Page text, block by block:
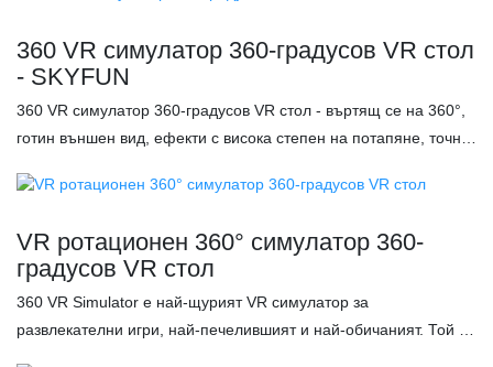
изпитвали.
360 VR симулатор 360-градусов VR стол
- SKYFUN
360 VR симулатор 360-градусов VR стол - въртящ се на 360°,
готин външен вид, ефекти с висока степен на потапяне, точна
и интерактивни игри.● Оригинален VR симулатор на полет 360
Има нашите ексклузивни игри със защитени с авторски права.
VR столът може да се върти на 360 градуса.● Въртене и
стрелба едновременно. Характеристики:✅ Въртяща се на 360
градуса седалка✅ 42-инчов екран, който показва какво играе
VR ротационен 360° симулатор 360-
градусов VR стол
360 VR Simulator е най-щурият VR симулатор за
развлекателни игри, най-печелившият и най-обичаният. Той е